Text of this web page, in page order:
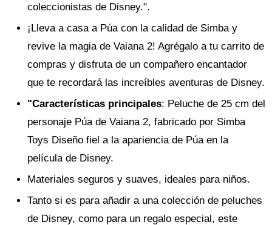
coleccionistas de Disney.".
¡Lleva a casa a Púa con la calidad de Simba y
revive la magia de Vaiana 2! Agrégalo a tu carrito de
compras y disfruta de un compañero encantador
que te recordará las increíbles aventuras de Disney.
"Características principales: Peluche de 25 cm del
personaje Púa de Vaiana 2, fabricado por Simba
Toys Diseño fiel a la apariencia de Púa en la
película de Disney.
Materiales seguros y suaves, ideales para niños.
Tanto si es para añadir a una colección de peluches
de Disney, como para un regalo especial, este